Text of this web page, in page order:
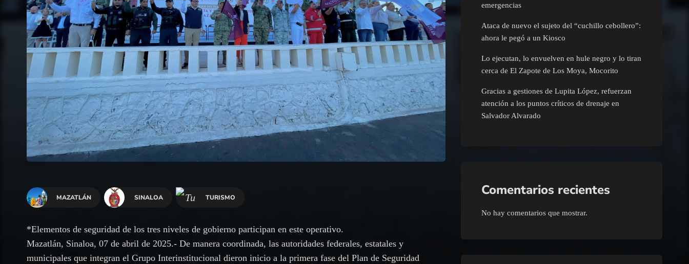
MAZATLÁN SINALOA TURISMO
*Elementos de seguridad de los tres niveles de gobierno participan en este operativo.
Mazatlán, Sinaloa, 07 de abril de 2025.- De manera coordinada, las autoridades federales, estatales y
municipales que integran el Grupo Interinstitucional dieron inicio a la primera fase del Plan de Seguridad
emergencias
Ataca de nuevo el sujeto del “cuchillo cebollero”:
ahora le pegó a un Kiosco
Lo ejecutan, lo envuelven en hule negro y lo tiran
cerca de El Zapote de Los Moya, Mocorito
Gracias a gestiones de Lupita López, refuerzan
atención a los puntos críticos de drenaje en
Salvador Alvarado
Comentarios recientes
No hay comentarios que mostrar.